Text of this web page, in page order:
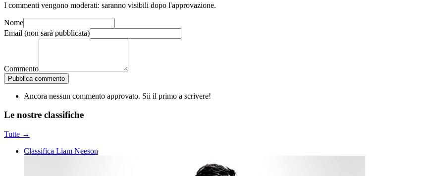
I commenti vengono moderati: saranno visibili dopo l'approvazione.
Nome
Email (non sarà pubblicata)
Commento
Pubblica commento
Ancora nessun commento approvato. Sii il primo a scrivere!
Le nostre classifiche
Tutte →
Classifica Liam Neeson